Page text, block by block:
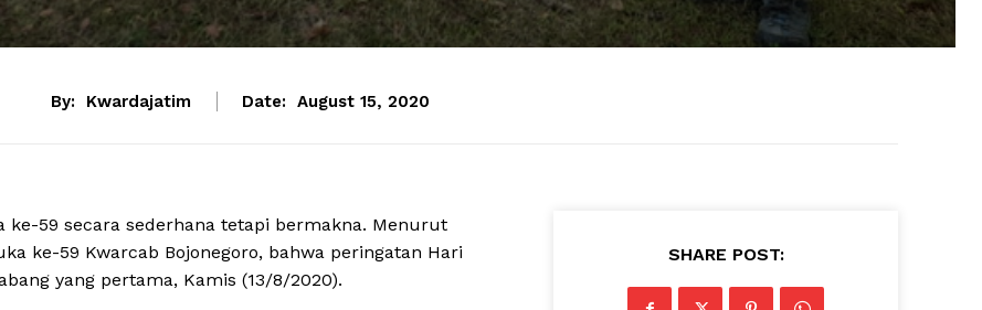
By: Kwardajatim Date: August 15, 2020
59 secara sederhana tetapi bermakna. Menurut
ke-59 Kwarcab Bojonegoro, bahwa peringatan Hari
yang pertama, Kamis (13/8/2020).
SHARE POST: